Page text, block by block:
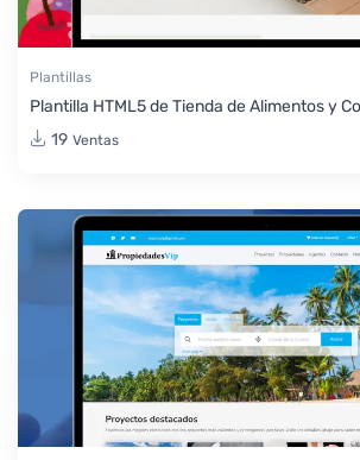
Plantillas
Plantilla HTML5 de Tienda de Alimentos y
19 Ventas